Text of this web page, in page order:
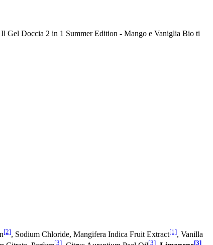
Gel Doccia 2 in 1 Summer Edition - Mango e Vaniglia Bio ti
[2], Sodium Chloride, Mangifera Indica Fruit Extract[1], Vanilla
[3] [3] [3]